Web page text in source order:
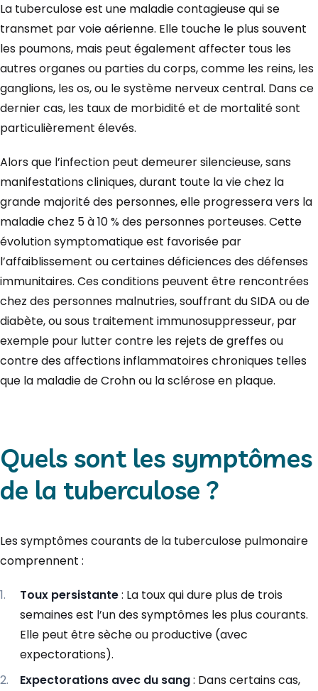
La tuberculose est une maladie contagieuse qui se
transmet par voie aérienne. Elle touche le plus souvent
les poumons, mais peut également affecter tous les
autres organes ou parties du corps, comme les reins, les
ganglions, les os, ou le système nerveux central. Dans ce
dernier cas, les taux de morbidité et de mortalité sont
particulièrement élevés.
Alors que l’infection peut demeurer silencieuse, sans
manifestations cliniques, durant toute la vie chez la
grande majorité des personnes, elle progressera vers la
maladie chez 5 à 10 % des personnes porteuses. Cette
évolution symptomatique est favorisée par
l’affaiblissement ou certaines déficiences des défenses
immunitaires. Ces conditions peuvent être rencontrées
chez des personnes malnutries, souffrant du SIDA ou de
diabète, ou sous traitement immunosuppresseur, par
exemple pour lutter contre les rejets de greffes ou
contre des affections inflammatoires chroniques telles
que la maladie de Crohn ou la sclérose en plaque.
Quels sont les symptômes
de la tuberculose ?
Les symptômes courants de la tuberculose pulmonaire
comprennent :
Toux persistante: La toux qui dure plus de trois
semaines est l’un des symptômes les plus courants.
Elle peut être sèche ou productive (avec
expectorations).
Expectorations avec du sang: Dans certains cas,